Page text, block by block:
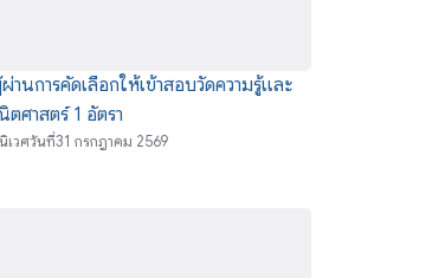
านการคัดเลือกให้เข้าสอบวัดความรู้และ
าสตร์ 1 อัตรา
เวศวันที่31 กรกฎาคม 2569